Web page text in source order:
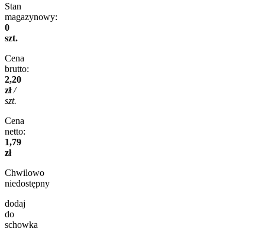
Stan
magazynowy:
0
szt.
Cena
brutto:
2,20
zł /
szt.
Cena
netto:
1,79
zł
Chwilowo
niedostępny
dodaj
do
schowka